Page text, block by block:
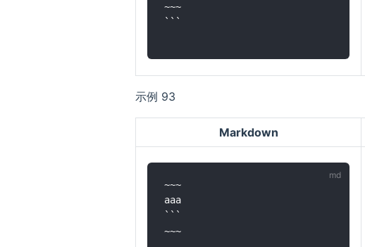
~~~
```
示例 93
Markdown
~~~
aaa
```
~~~